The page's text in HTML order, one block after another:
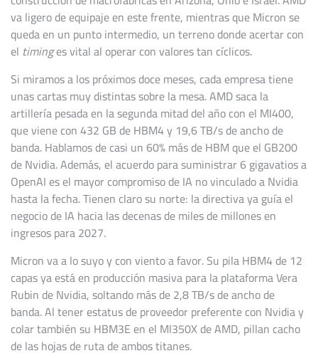
va ligero de equipaje en este frente, mientras que Micron se
queda en un punto intermedio, un terreno donde acertar con
el timinges vital al operar con valores tan cíclicos.
Si miramos a los próximos doce meses, cada empresa tiene
unas cartas muy distintas sobre la mesa. AMD saca la
artillería pesada en la segunda mitad del año con el MI400,
que viene con 432 GB de HBM4 y 19,6 TB/s de ancho de
banda. Hablamos de casi un 60% más de HBM que el GB200
de Nvidia. Además, el acuerdo para suministrar 6 gigavatios a
OpenAI es el mayor compromiso de IA no vinculado a Nvidia
hasta la fecha. Tienen claro su norte: la directiva ya guía el
negocio de IA hacia las decenas de miles de millones en
ingresos para 2027.
Micron va a lo suyo y con viento a favor. Su pila HBM4 de 12
capas ya está en producción masiva para la plataforma Vera
Rubin de Nvidia, soltando más de 2,8 TB/s de ancho de
banda. Al tener estatus de proveedor preferente con Nvidia y
colar también su HBM3E en el MI350X de AMD, pillan cacho
de las hojas de ruta de ambos titanes.